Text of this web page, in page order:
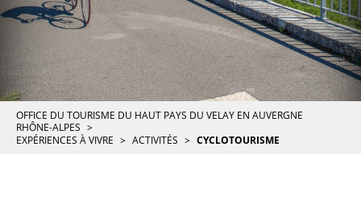
OFFICE DU TOURISME DU HAUT PAYS DU VELAY EN AUVERGNE
RHÔNE-ALPES
EXPÉRIENCES À VIVRE
ACTIVITÉS CYCLOTOURISME